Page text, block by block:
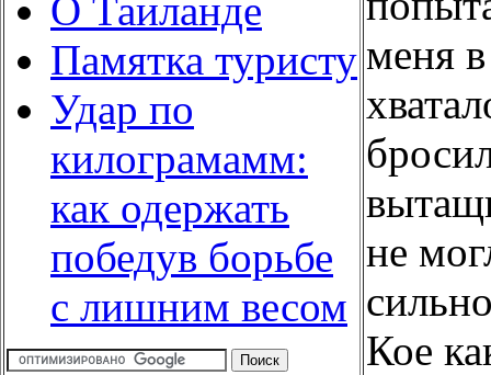
О Таиланде
Памятка туристу
Удар по
килограмамм:
как одержать
победув борьбе
с лишним весом
меня
не
Кое